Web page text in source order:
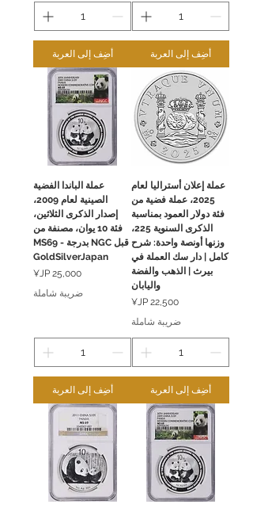
أضِف إلى العربة أضِف إلى العربة
عملة إعلان أستراليا لعام
2025، عملة فضية من
فئة دولار العمود بمناسبة
الذكرى السنوية 225،
وزنها أونصة واحدة: شرح
كامل | دار سك العملة في
بيرث | الذهب والفضة
واليابان
السعر
ضريبة شاملة
أضِف إلى العربة
عملة الباندا الفضية
الصينية لعام 2009،
إصدار الذكرى الثلاثين،
فئة 10 يوان، مصنفة من
قبل NGC بدرجة MS69 -
GoldSilverJapan
السعر
ضريبة شاملة
أضِف إلى العربة